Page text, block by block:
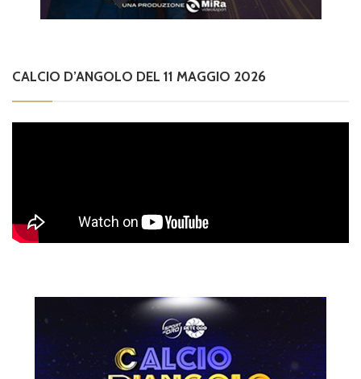
CALCIO D’ANGOLO DEL 11 MAGGIO 2026